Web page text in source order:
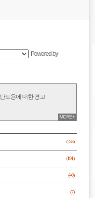
Powered by
도용에 대한 경고
MORE+
(253)
(191)
(40)
(7)